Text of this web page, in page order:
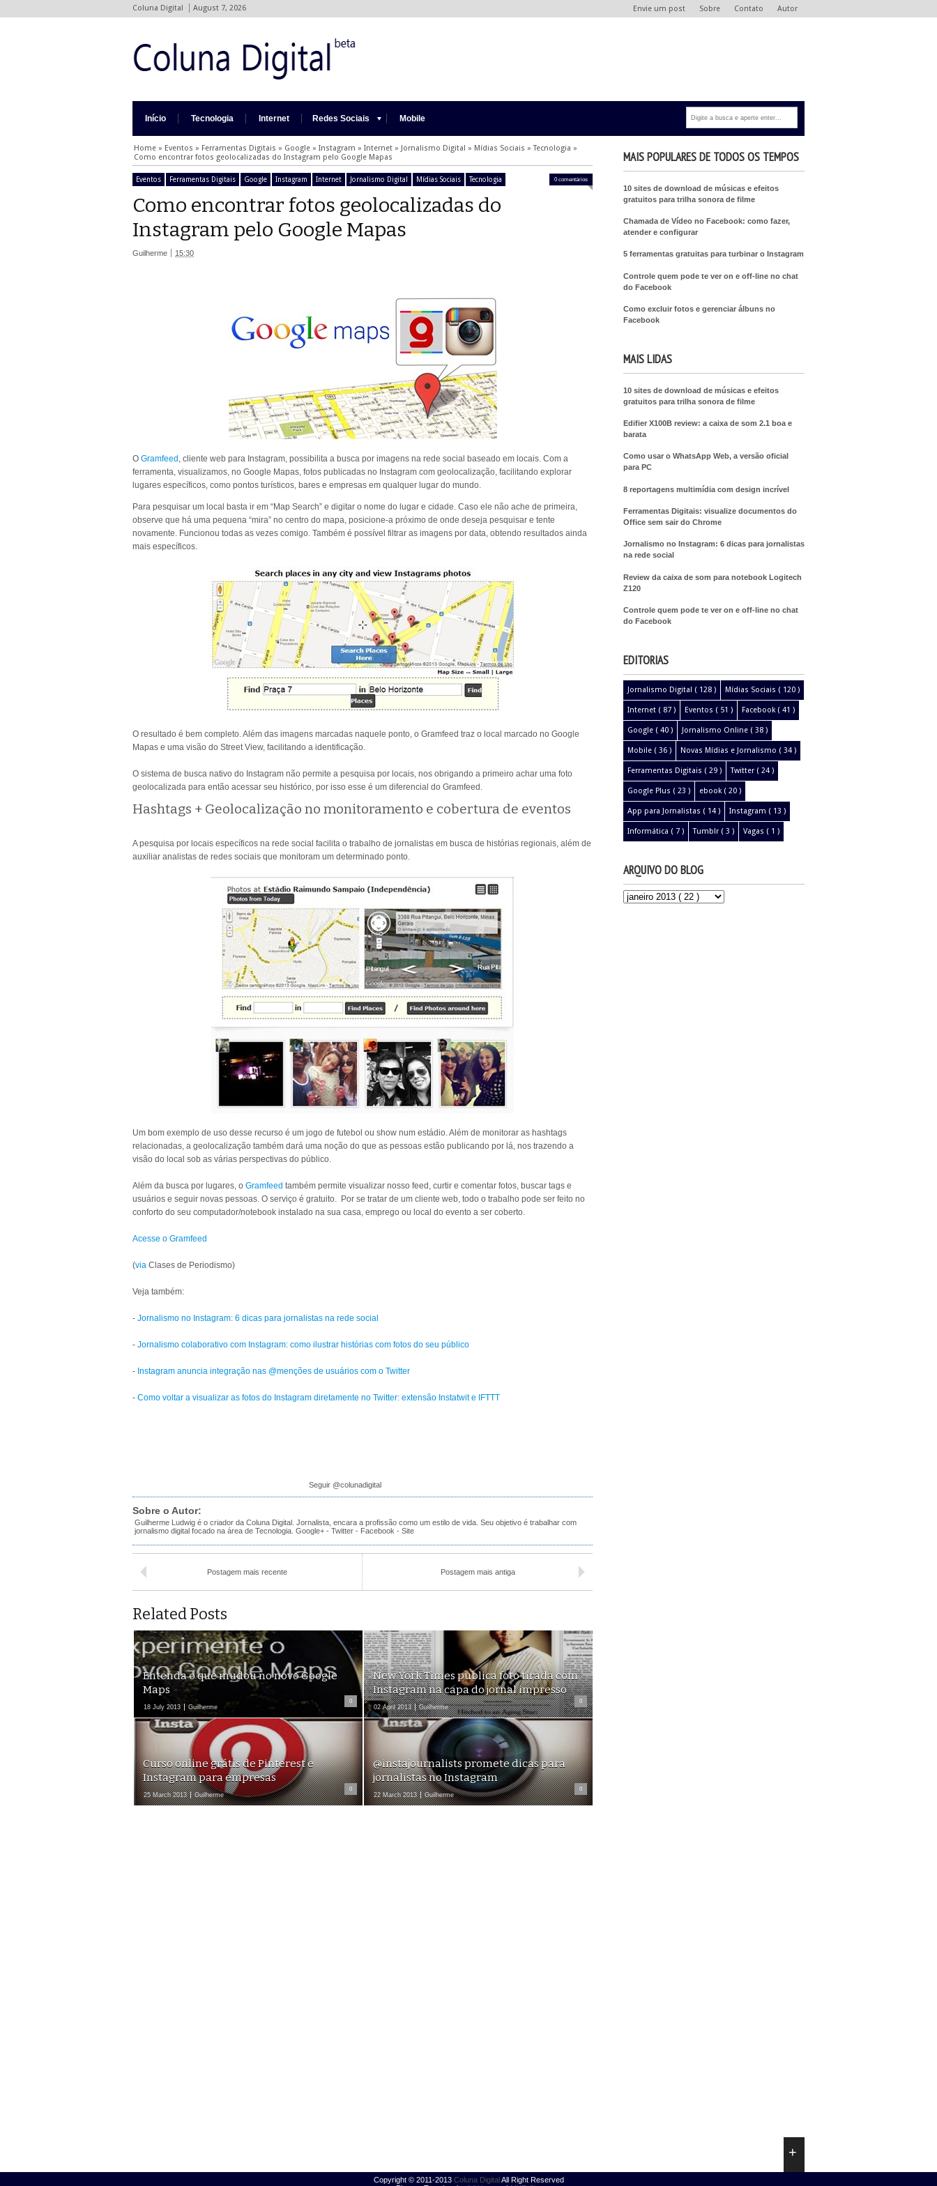
Coluna Digital August 7, 2026 Envie um post Sobre Contato Autor
Início Tecnologia Internet Redes Sociais Mobile
Home » Eventos » Ferramentas Digitais » Google » Instagram » Internet » Jornalismo Digital » Mídias Sociais »Tecnologia »
Como encontrar fotos geolocalizadas do Instagram pelo Google Mapas
Eventos Ferramentas Digitais Google Instagram Internet Jornalismo Digital Mídias Sociais Tecnologia 0 comentários
Como encontrar fotos geolocalizadas do
Instagram pelo Google Mapas
15:30
Guilherme
O Gramfeed , cliente web para Instagram, possibilita a busca por imagens na rede social baseado em locais. Com a
ferramenta, visualizamos, no Google Mapas, fotos publicadas no Instagram com geolocalização, facilitando explorar
lugares específicos, como pontos turísticos, bares e empresas em qualquer lugar do mundo.
Para pesquisar um local basta ir em “Map Search” e digitar o nome do lugar e cidade. Caso ele não ache de primeira,
observe que há uma pequena “mira” no centro do mapa, posicione-a próximo de onde deseja pesquisar e tente
novamente. Funcionou todas as vezes comigo. Também é possível filtrar as imagens por data, obtendo resultados ainda
mais específicos.
O resultado é bem completo. Além das imagens marcadas naquele ponto, o Gramfeed traz o local marcado no Google
Mapas e uma visão do Street View, facilitando a identificação.
O sistema de busca nativo do Instagram não permite a pesquisa por locais, nos obrigando a primeiro achar uma foto
geolocalizada para então acessar seu histórico, por isso esse é um diferencial do Gramfeed.
Hashtags + Geolocalização no monitoramento e cobertura de eventos
A pesquisa por locais específicos na rede social facilita o trabalho de jornalistas em busca de histórias regionais, além de
auxiliar analistas de redes sociais que monitoram um determinado ponto.
Um bom exemplo de uso desse recurso é um jogo de futebol ou show num estádio. Além de monitorar as hashtags
relacionadas, a geolocalização também dará uma noção do que as pessoas estão publicando por lá, nos trazendo a
visão do local sob as várias perspectivas do público.
Além da busca por lugares, o Gramfeed também permite visualizar nosso feed, curtir e comentar fotos, buscar tags e
usuários e seguir novas pessoas. O serviço é gratuito. Por se tratar de um cliente web, todo o trabalho pode ser feito no
conforto do seu computador/notebook instalado na sua casa, emprego ou local do evento a ser coberto.
Acesse o Gramfeed
(via Clases de Periodismo)
Veja também:
- Jornalismo no Instagram: 6 dicas para jornalistas na rede social
- Jornalismo colaborativo com Instagram: como ilustrar histórias com fotos do seu público
- Instagram anuncia integração nas @menções de usuários com o Twitter
- Como voltar a visualizar as fotos do Instagram diretamente no Twitter: extensão Instatwit e IFTTT
Seguir @colunadigital
Sobre o Autor:
Guilherme Ludwig é o criador da Coluna Digital. Jornalista, encara a profissão como um estilo de vida. Seu objetivo é trabalhar com
jornalismo digital focado na área de Tecnologia. Google+ - Twitter - Facebook - Site
Postagem mais recente Postagem mais antiga
Related Posts
Entenda o que mudou no novo Google
Maps
18 July 2013 Guilherme
0
New York Times publica foto tirada com
Instagram na capa do jornal impresso
02 April 2013 Guilherme
0
Curso online grátis de Pinterest e
Instagram para empresas
25 March 2013 Guilherme
0
@instajournalists promete dicas para
jornalistas no Instagram
22 March 2013 Guilherme
0
MAIS POPULARES DE TODOS OS TEMPOS
10 sites de download de músicas e efeitos
gratuitos para trilha sonora de filme
Chamada de Vídeo no Facebook: como fazer,
atender e configurar
5 ferramentas gratuitas para turbinar o Instagram
Controle quem pode te ver on e off-line no chat
do Facebook
Como excluir fotos e gerenciar álbuns no
Facebook
MAIS LIDAS
10 sites de download de músicas e efeitos
gratuitos para trilha sonora de filme
Edifier X100B review: a caixa de som 2.1 boa e
barata
Como usar o WhatsApp Web, a versão oficial
para PC
8 reportagens multimídia com design incrível
Ferramentas Digitais: visualize documentos do
Office sem sair do Chrome
Jornalismo no Instagram: 6 dicas para jornalistas
na rede social
Review da caixa de som para notebook Logitech
Z120
Controle quem pode te ver on e off-line no chat
do Facebook
EDITORIAS
Jornalismo Digital ( 128 ) Mídias Sociais ( 120 )
Internet ( 87 ) Eventos ( 51 ) Facebook ( 41 )
Google ( 40 ) Jornalismo Online ( 38 )
Mobile ( 36 ) Novas Mídias e Jornalismo ( 34 )
Ferramentas Digitais ( 29 ) Twitter ( 24 )
Google Plus ( 23 ) ebook ( 20 )
App para Jornalistas ( 14 ) Instagram ( 13 )
Informática ( 7 ) Tumblr ( 3 ) Vagas ( 1 )
ARQUIVO DO BLOG
Copyright © 2011-2013 Coluna DigitalAll Right Reserved